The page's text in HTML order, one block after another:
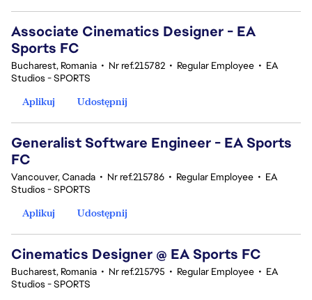
Associate Cinematics Designer - EA
Sports FC
Bucharest, Romania • Nr ref.215782 • Regular Employee • EA
Studios - SPORTS
Aplikuj
Udostępnij
Generalist Software Engineer - EA Sports
FC
Vancouver, Canada • Nr ref.215786 • Regular Employee • EA
Studios - SPORTS
Aplikuj
Udostępnij
Cinematics Designer @ EA Sports FC
Bucharest, Romania • Nr ref.215795 • Regular Employee • EA
Studios - SPORTS